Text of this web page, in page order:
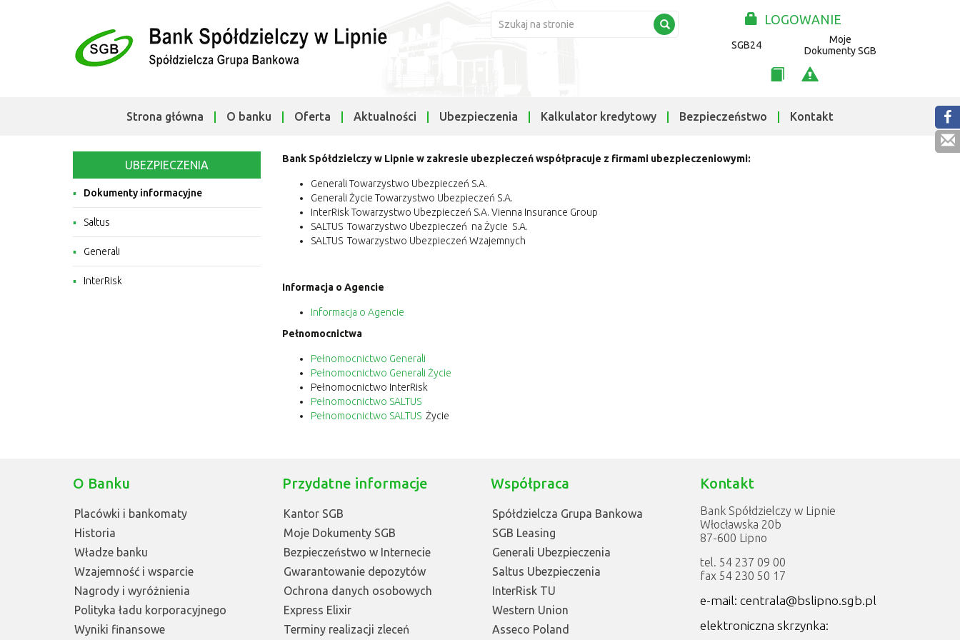
LOGOWANIE
SGB24
Moje
Dokumenty SGB
Strona główna O banku Oferta Aktualności Ubezpieczenia Kalkulator kredytowy Bezpieczeństwo Kontakt
UBEZPIECZENIA
Dokumenty informacyjne
Saltus
Generali
InterRisk
Bank Spółdzielczy w Lipnie w zakresie ubezpieczeń współpracuje z firmami ubezpieczeniowymi:
Generali Towarzystwo Ubezpieczeń S.A.
Generali Życie Towarzystwo Ubezpieczeń S.A.
InterRisk Towarzystwo Ubezpieczeń S.A. Vienna Insurance Group
SALTUS Towarzystwo Ubezpieczeń na Życie S.A.
SALTUS Towarzystwo Ubezpieczeń Wzajemnych
Informacja o Agencie
Informacja o Agencie
Pełnomocnictwa
Pełnomocnictwo Generali
Pełnomocnictwo Generali Życie
Pełnomocnictwo InterRisk
Pełnomocnictwo SALTUS
Pełnomocnictwo SALTUS Życie
O Banku
Placówki i bankomaty
Historia
Władze banku
Wzajemność i wsparcie
Nagrody i wyróżnienia
Polityka ładu korporacyjnego
Wyniki finansowe
Przydatne informacje
Kantor SGB
Moje Dokumenty SGB
Bezpieczeństwo w Internecie
Gwarantowanie depozytów
Ochrona danych osobowych
Express Elixir
Terminy realizacji zleceń
Współpraca
Spółdzielcza Grupa Bankowa
SGB Leasing
Generali Ubezpieczenia
Saltus Ubezpieczenia
InterRisk TU
Western Union
Asseco Poland
Kontakt
Bank Spółdzielczy w Lipnie
Włocławska 20b
87-600 Lipno
tel. 54 237 09 00
fax 54 230 50 17
e-mail: centrala@bslipno.sgb.pl
elektroniczna skrzynka: